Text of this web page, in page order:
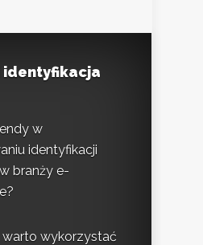
identyfikacja
w
identyfikacji
branży e-
wykorzystać